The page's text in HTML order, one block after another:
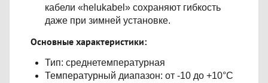
кабели «helukabel» сохраняют гибкость
даже при зимней установке.
Основные характеристики:
Тип: среднетемпературная
Температурный диапазон: от -10 до +10°С